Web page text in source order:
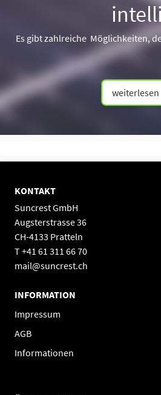
Es gibt zahlreiche Möglichkeiten,
weiterlesen
KONTAKT
Suncrest GmbH
Augsterstrasse 36
CH-4133 Pratteln
T +41 61 311 66 70
mail@suncrest.ch
INFORMATION
Impressum
AGB
Informationen